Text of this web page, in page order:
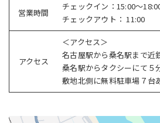
営業時間
チェックイン：15:00〜
チェックアウト： 11:00
アクセス
＜アクセス＞
名古屋駅から桑名駅まで近
桑名駅からタクシーにて５
敷地北側に無料駐車場７台